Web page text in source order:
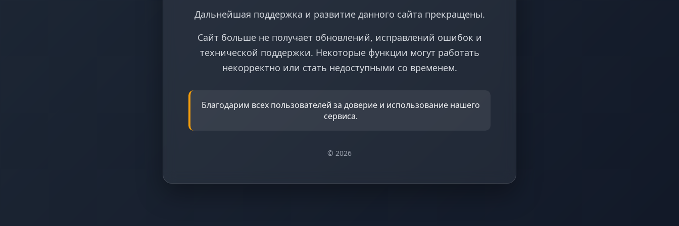
Дальнейшая поддержка и развитие данного сайта прекращены.
Сайт больше не получает обновлений, исправлений ошибок и
технической поддержки. Некоторые функции могут работать
некорректно или стать недоступными со временем.
Благодарим всех пользователей за доверие и использование нашего
сервиса.
© 2026